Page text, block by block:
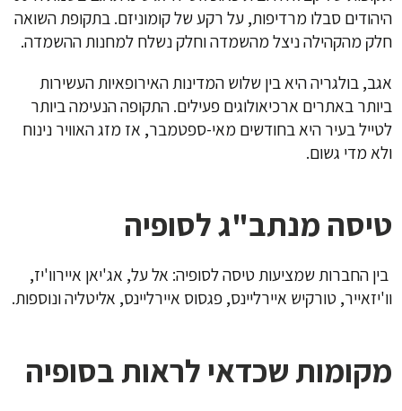
היהודים סבלו מרדיפות, על רקע של קומוניזם. בתקופת השואה
חלק מהקהילה ניצל מהשמדה וחלק נשלח למחנות ההשמדה.
אגב, בולגריה היא בין שלוש המדינות האירופאיות העשירות
ביותר באתרים ארכיאולוגים פעילים. התקופה הנעימה ביותר
לטייל בעיר היא בחודשים מאי-ספטמבר, אז מזג האוויר נינוח
ולא מדי גשום.
טיסה מנתב"ג לסופיה
בין החברות שמציעות טיסה לסופיה: אל על, אג'יאן איירוו'יז,
וו'יזאייר, טורקיש איירליינס, פגסוס איירליינס, אליטליה ונוספות.
מקומות שכדאי לראות בסופיה